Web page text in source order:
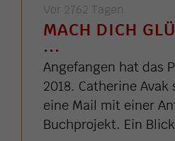
Vor 2762 Tagen
MACH DICH
...
Angefangen hat das
2018. Catherine
eine Mail mit einer
Buchprojekt. Ein